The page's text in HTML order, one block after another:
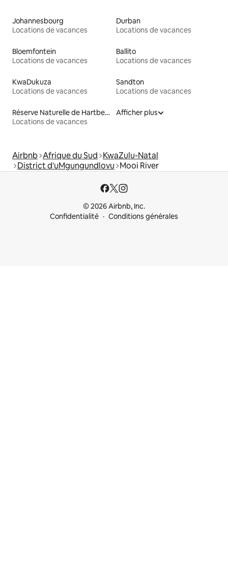
Johannesbourg
Locations de vacances
Durban
Locations de vacances
Bloemfontein
Locations de vacances
Ballito
Locations de vacances
KwaDukuza
Locations de vacances
Sandton
Locations de vacances
Réserve Naturelle de Hartbeespoort
Locations de vacances
Afficher plus
Airbnb Afrique du Sud KwaZulu-Natal
District d'uMgungundlovu Mooi River
© 2026 Airbnb, Inc.
Confidentialité
Conditions générales